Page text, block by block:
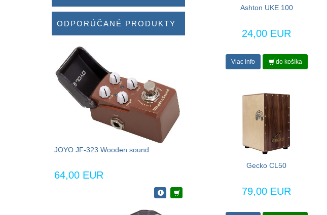
ODPORÚČANÉ PRODUKTY
JOYO JF-323 Wooden sound
64,00 EUR
Ashton UKE 100
24,00 EUR
Viac info do košíka
Gecko CL50
79,00 EUR